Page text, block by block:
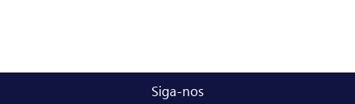
Siga-nos